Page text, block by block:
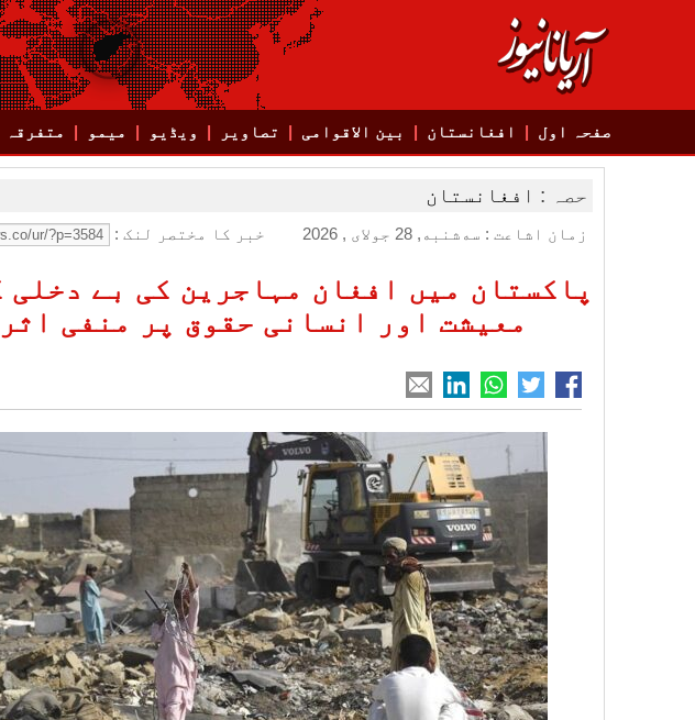
صفحہ اول افغانستان بین الاقوامی تصاویر ویڈیو میمو متفرقہ
حصہ : افغانستان
زمان اشاعت : سه‌شنبه, 28 جولای , 2026 خبر کا مختصر لنک :
پاکستان میں افغان مہاجرین کی بے دخلی
معیشت اور انسانی حقوق پر منفی